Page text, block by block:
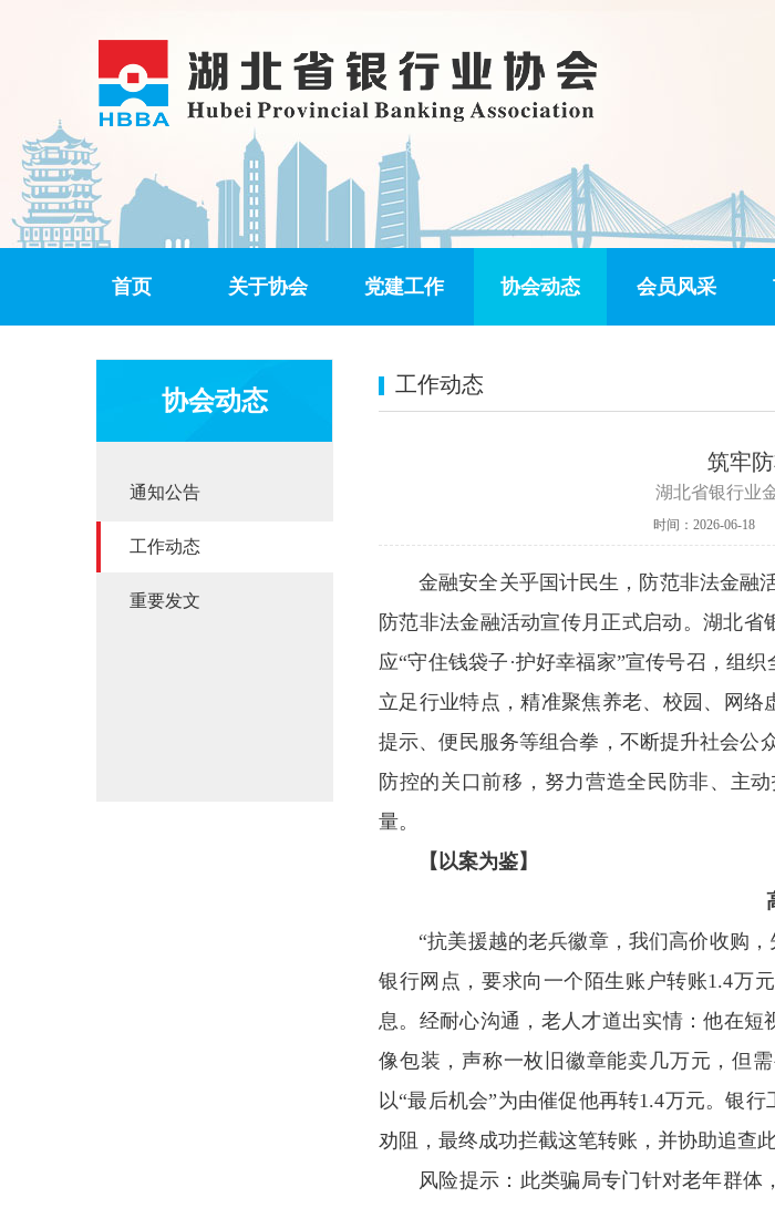
首页 关于协会 党建工作 协会动态 会员风采
协会动态
通知公告
工作动态
重要发文
工作动态
筑牢
湖北省银行业
时间：2026-06-18
金融安全关乎国计民生，防范非法金融
防范非法金融活动宣传月正式启动。湖北
应“守住钱袋子·护好幸福家”宣传号召，组
立足行业特点，精准聚焦养老、校园、网
提示、便民服务等组合拳，不断提升社会公
防控的关口前移，努力营造全民防非、主
量。
【以案为鉴】
“抗美援越的老兵徽章，我们高价收购
银行网点，要求向一个陌生账户转账1.4万
息。经耐心沟通，老人才道出实情：他在
像包装，声称一枚旧徽章能卖几万元，但
以“最后机会”为由催促他再转1.4万元。银
劝阻，最终成功拦截这笔转账，并协助追查此
风险提示：此类骗局专门针对老年群体